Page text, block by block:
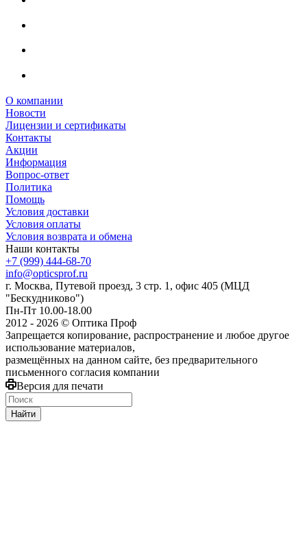
О компании
Новости
Лицензии и сертификаты
Контакты
Акции
Информация
Вопрос-ответ
Политика
Помощь
Условия доставки
Условия оплаты
Условия возврата и обмена
Наши контакты
+7 (999) 444-68-70
info@opticsprof.ru
г. Москва, Путевой проезд, 3 стр. 1, офис 405 (МЦД
"Бескудниково")
Пн-Пт 10.00-18.00
2012 - 2026 © Оптика Проф
Запрещается копирование, распространение и любое другое
использование материалов,
размещённых на данном сайте, без предварительного
письменного согласия компании
Версия для печати
Найти